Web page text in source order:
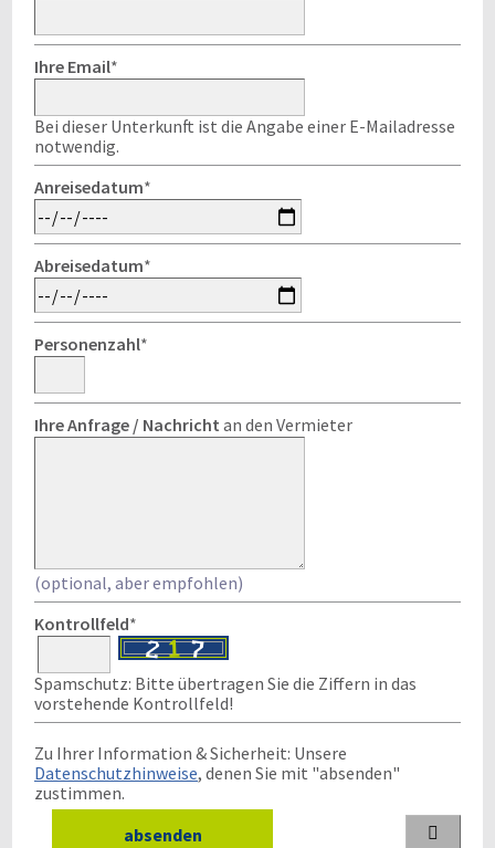
Ihre Email*
Bei dieser Unterkunft ist die Angabe einer E-Mailadresse
notwendig.
Anreisedatum*
Abreisedatum*
Personenzahl*
Ihre Anfrage / Nachricht an den Vermieter
(optional, aber empfohlen)
Kontrollfeld*
Spamschutz: Bitte übertragen Sie die Ziffern in das
vorstehende Kontrollfeld!
Zu Ihrer Information & Sicherheit: Unsere
Datenschutzhinweise, denen Sie mit "absenden"
zustimmen.
